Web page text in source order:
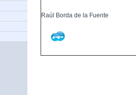
Raúl Borda de la Fuente